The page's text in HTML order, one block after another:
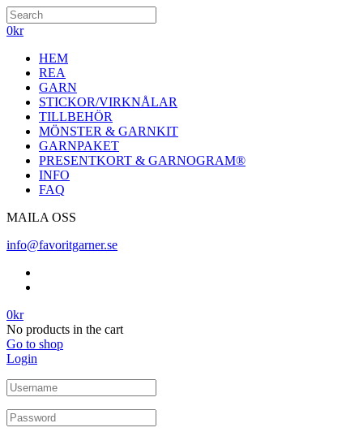
0kr
HEM
REA
GARN
STICKOR/VIRKNÅLAR
TILLBEHÖR
MÖNSTER & GARNKIT
GARNPAKET
PRESENTKORT & GARNOGRAM®
INFO
FAQ
MAILA OSS
info@favoritgarner.se
0kr
No products in the cart
Go to shop
Login